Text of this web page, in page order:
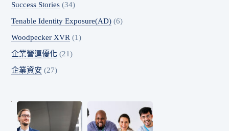
Success Stories (34)
Tenable Identity Exposure(AD) (6)
Woodpecker XVR (1)
企業營運優化 (21)
企業資安 (27)